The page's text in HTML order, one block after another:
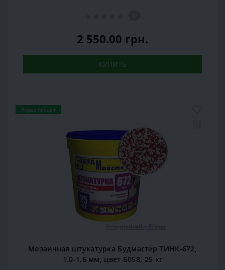
2 550.00 грн.
КУПИТЬ
Лидер продаж
Мозаичная штукатурка Будмастер ТИНК-672,
1.0-1.6 мм, цвет Б058, 25 кг